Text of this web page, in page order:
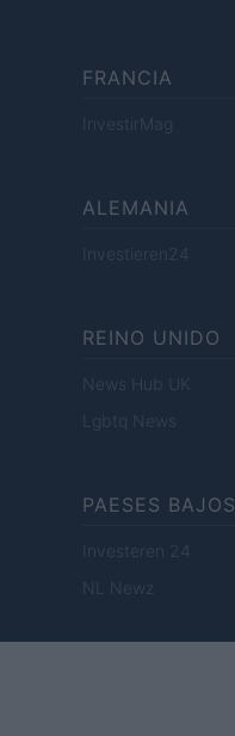
FRANCIA
InvestirMag
ALEMANIA
Investieren24
REINO UNIDO
News Hub UK
Lgbtq News
PAESES BAJOS
Investeren 24
NL Newz